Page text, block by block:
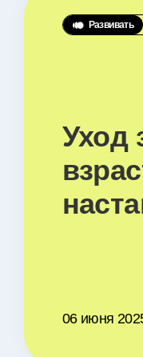
Развивать
Уход
06 июня